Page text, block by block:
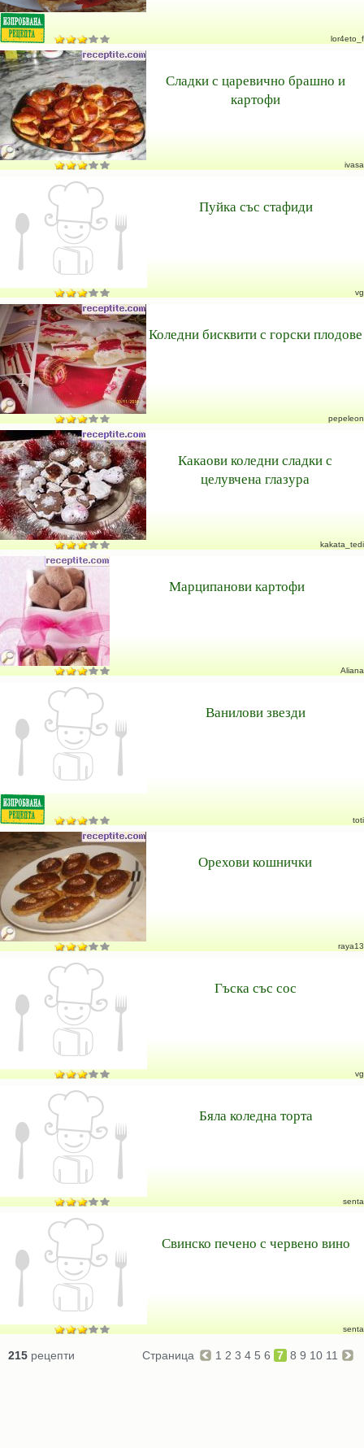
lor4eto_f
Сладки с царевично брашно и
картофи
ivasa
Пуйка със стафиди
vg
Коледни бисквити с горски плодове
pepeleon
Какаови коледни сладки с
целувчена глазура
kakata_tedi
Марципанови картофи
Aliana
Ванилови звезди
toti
Орехови кошнички
raya13
Гъска със сос
vg
Бяла коледна торта
senta
Свинско печено с червено вино
senta
215 рецепти Страница 1 2 3 4 5 6 7 8 9 10 11